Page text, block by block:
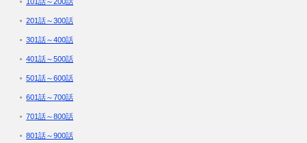
201話～300話
301話～400話
401話～500話
501話～600話
601話～700話
701話～800話
801話～900話